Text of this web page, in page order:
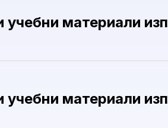
учебни материали
учебни материали